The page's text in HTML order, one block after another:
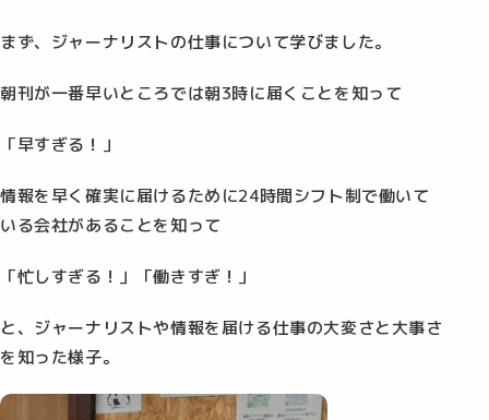
まず、ジャーナリストの仕事について学びました。
朝刊が一番早いところでは朝3時に届くことを知って
「早すぎる！」
情報を早く確実に届けるために24時間シフト制で働いて
いる会社があることを知って
「忙しすぎる！」「働きすぎ！」
と、ジャーナリストや情報を届ける仕事の大変さと大事さ
を知った様子。